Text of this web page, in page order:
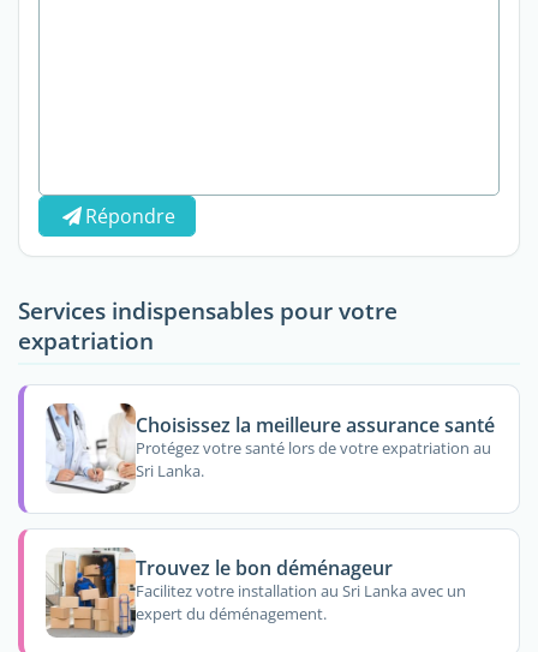
Répondre
Services indispensables pour votre
expatriation
Choisissez la meilleure assurance santé
Protégez votre santé lors de votre expatriation au
Sri Lanka.
Trouvez le bon déménageur
Facilitez votre installation au Sri Lanka avec un
expert du déménagement.